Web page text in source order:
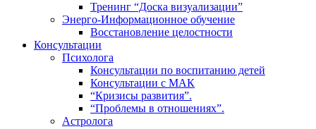
Тренинг “Доска визуализации”
Энерго-Информационное обучение
Восстановление целостности
Консультации
Психолога
Консультации по воспитанию детей
Консультации с МАК
“Кризисы развития”.
“Проблемы в отношениях”.
Астролога